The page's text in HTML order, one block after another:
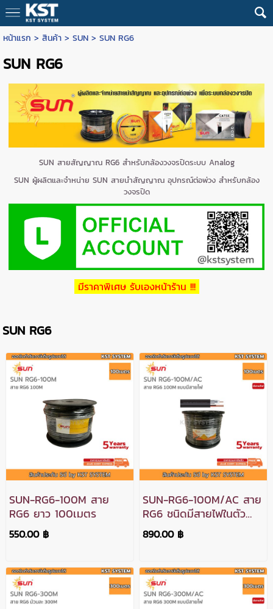
หน้าแรก > สินค้า> SUN> SUN RG6
SUN RG6
SUN สายสัญญาณ RG6 สำหรับกล้องวงจรปิดระบบ Analog
SUN ผู้ผลิตและจำหน่าย SUN สายนำสัญญาณ อุปกรณ์ต่อพ่วง สำหรับกล้อง
วงจรปิด
มีราคาพิเศษ รับเองหน้าร้าน !!!
SUN RG6
SUN-RG6-100M สาย
RG6 ยาว 100เมตร
550.00 ฿
SUN-RG6-100M/AC สาย
RG6 ชนิดมีสายไฟในตัว
ยาว 100เมตร
890.00 ฿